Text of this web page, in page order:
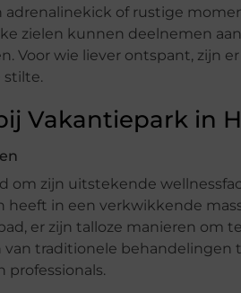
adrenalinekick of rustige
zielen kunnen deelnemen
Voor wie liever ontspant, zijn
stilte.
Vakantiepark in
om zijn uitstekende
in een verkwikkende
er zijn talloze manieren om
van traditionele behandelingen
professionals.